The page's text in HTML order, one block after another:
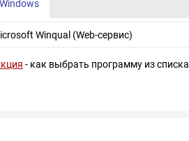
Windows
Winqual (Web-сервис)
- как выбрать программу из